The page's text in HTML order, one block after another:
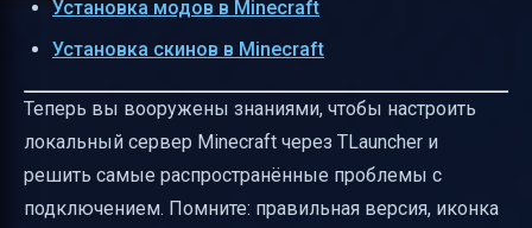
Установка модов в Minecraft
Установка скинов в Minecraft
Теперь вы вооружены знаниями, чтобы настроить
локальный сервер Minecraft через TLauncher и
решить самые распространённые проблемы с
подключением. Помните: правильная версия, иконка